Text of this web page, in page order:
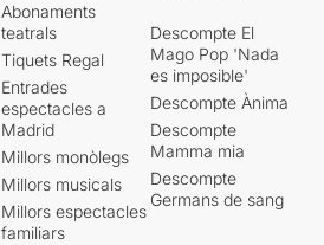
Abonaments
teatrals
Tiquets Regal
Entrades
espectacles a
Madrid
Millors monòlegs
Millors musicals
Millors espectacles
familiars
Descompte El
Mago Pop 'Nada
es imposible'
Descompte Ànima
Descompte
Mamma mia
Descompte
Germans de sang